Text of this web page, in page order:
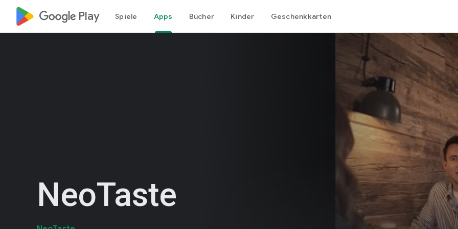
google_logo Play Spiele Apps Bücher Kinder Geschenkkarten
NeoTaste